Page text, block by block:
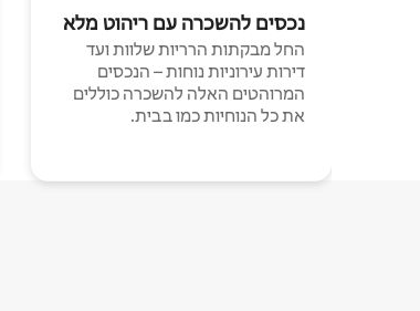
נכסים להשכרה עם ריהוט מלא
החל מבקתות הרריות שלוות ועד
דירות עירוניות נוחות – הנכסים
המרוהטים האלה להשכרה כוללים
את כל הנוחיות כמו בבית.